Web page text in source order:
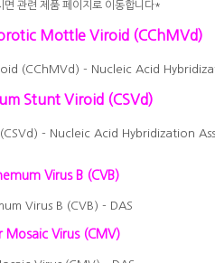
면 관련 제품 페이지로 이동합니다*
Mottle Viroid (CChMVd)
(CChMVd) - Nucleic Acid
Stunt Viroid (CSVd)
- Nucleic Acid Hybridization
Virus B (CVB)
Virus B (CVB) - DAS
Mosaic Virus (CMV)